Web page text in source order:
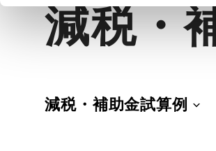
の
選
択
減税・
減税・補助金試算例